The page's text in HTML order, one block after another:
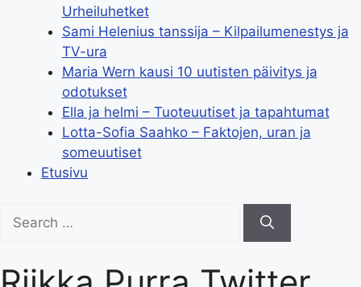
Urheiluhetket
Sami Helenius tanssija – Kilpailumenestys ja
TV-ura
Maria Wern kausi 10 uutisten päivitys ja
odotukset
Ella ja helmi – Tuoteuutiset ja tapahtumat
Lotta-Sofia Saahko – Faktojen, uran ja
someuutiset
Etusivu
for: